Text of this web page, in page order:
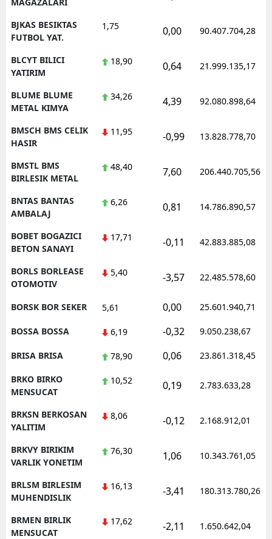
BJKAS BESIKTAS
FUTBOL YAT.
1,75 0,00 90.407.704,28
BLCYT BILICI
YATIRIM
18,90 0,64 21.999.135,17
BLUME BLUME
METAL KIMYA
34,26 4,39 92.080.898,64
BMSCH BMS CELIK
HASIR
11,95 -0,99 13.828.778,70
BMSTL BMS
BIRLESIK METAL
48,40 7,60 206.440.705,56
BNTAS BANTAS
AMBALAJ
6,26 0,81 14.786.890,57
BOBET BOGAZICI
BETON SANAYI
17,71 -0,11 42.883.885,08
BORLS BORLEASE
OTOMOTIV
5,40 -3,57 22.485.578,60
BORSK BOR SEKER 5,61 0,00 25.601.940,71
BOSSA BOSSA 6,19 -0,32 9.050.238,67
BRISA BRISA 78,90 0,06 23.861.318,45
BRKO BIRKO
MENSUCAT
10,52 0,19 2.783.633,28
BRKSN BERKOSAN
YALITIM
8,06 -0,12 2.168.912,01
BRKVY BIRIKIM
VARLIK YONETIM
76,30 1,06 10.343.761,05
BRLSM BIRLESIM
MUHENDISLIK
16,13 -3,41 180.313.780,26
BRMEN BIRLIK
MENSUCAT
17,62 -2,11 1.650.642,04